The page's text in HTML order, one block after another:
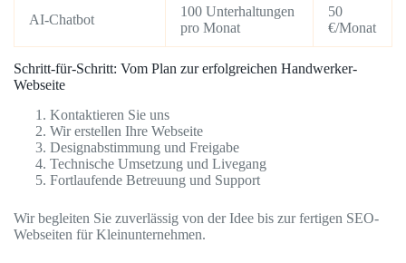
AI-Chatbot
100 Unterhaltungen
pro Monat
50
€/Monat
Schritt-für-Schritt: Vom Plan zur erfolgreichen Handwerker-
Webseite
Kontaktieren Sie uns
Wir erstellen Ihre Webseite
Designabstimmung und Freigabe
Technische Umsetzung und Livegang
Fortlaufende Betreuung und Support
Wir begleiten Sie zuverlässig von der Idee bis zur fertigen SEO-
Webseiten für Kleinunternehmen.